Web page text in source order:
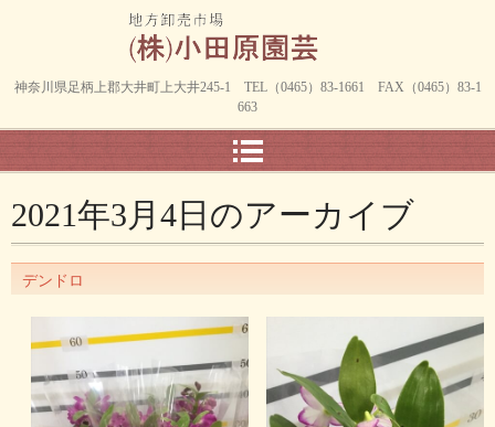
神奈川県足柄上郡大井町上大井245-1 TEL（0465）83-1661 FAX（0465）83-1
663
2021年3月4日 のアーカイブ
デンドロ